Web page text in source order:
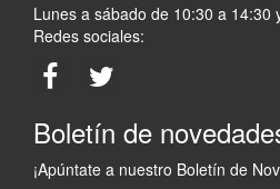
Lunes a sábado de 10:30 a 14:30
Redes sociales:
Boletín de
¡Apúntate a nuestro Boletín de